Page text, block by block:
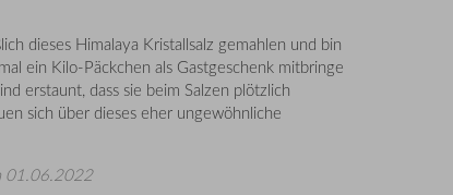
dieses Himalaya Kristallsalz gemahlen und bin
ein Kilo-Päckchen als Gastgeschenk mitbringe
erstaunt, dass sie beim Salzen plötzlich
sich über dieses eher ungewöhnliche
01.06.2022